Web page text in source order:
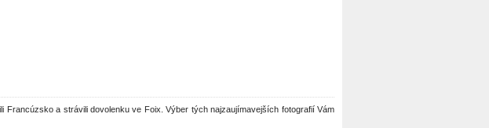
a strávili dovolenku ve Foix. Výber tých najzaujímavejších fotografií Vám